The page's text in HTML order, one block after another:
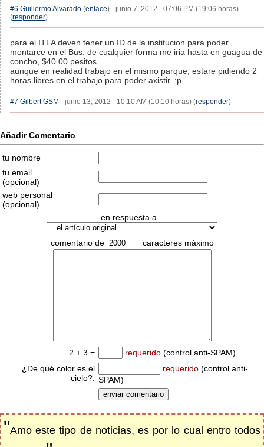
#6 Guillermo Alvarado (enlace) - junio 7, 2012 - 07:06 PM (19:06 horas)
(responder)
para el ITLA deven tener un ID de la institucion para poder
montarce en el Bus. de cualquier forma me iria hasta en guagua de
concho, $40.00 pesitos.
aunque en realidad trabajo en el mismo parque, estare pidiendo 2
horas libres en el trabajo para poder axistir. :p
#7 Gilbert GSM - junio 13, 2012 - 10:10 AM (10:10 horas) (responder)
Añadir Comentario
tu nombre
tu email
(opcional)
web personal
(opcional)
en respuesta a...
comentario de caracteres máximo
2 + 3 = requerido (control anti-SPAM)
¿De qué color es el
cielo?:
requerido (control anti-
SPAM)
"Amo este tipo de noticias, es por lo cual entro todos